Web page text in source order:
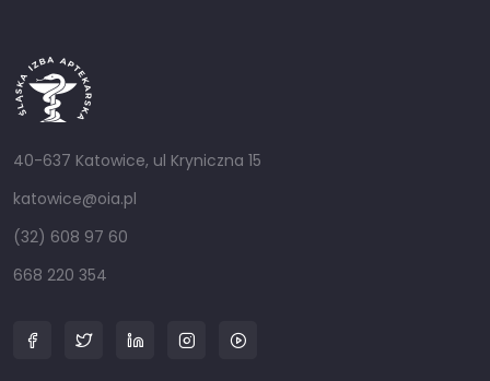
40-637 Katowice, ul Kryniczna 15
katowice@oia.pl
(32) 608 97 60
668 220 354